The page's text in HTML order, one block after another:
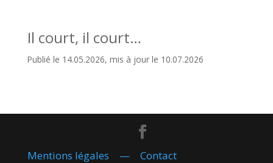
Il court, il court…
Publié le 14.05.2026, mis à jour le 10.07.2026
Mentions légales — Contact